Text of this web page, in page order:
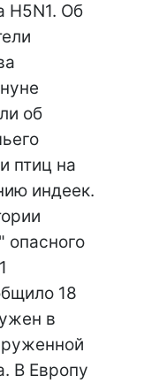
H5N1. Об
об
птиц на
индеек.
опасного
18
в
В Европу